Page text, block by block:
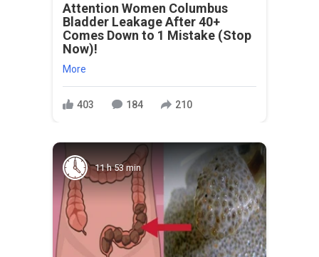
Attention Women Columbus
Bladder Leakage After 40+
Comes Down to 1 Mistake (Stop
Now)!
More
403 184 210
11 h 53 min